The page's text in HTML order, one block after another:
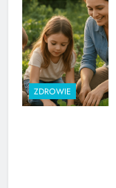
ZDROWIE